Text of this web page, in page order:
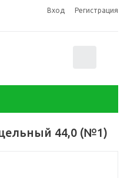
Вход Регистрация
44,0 (№1)